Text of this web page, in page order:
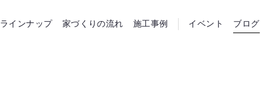
ラインナップ 家づくりの流れ 施工事例 イベント ブログ